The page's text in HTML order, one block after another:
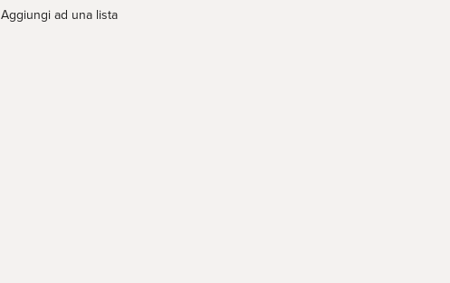
Aggiungi ad una lista